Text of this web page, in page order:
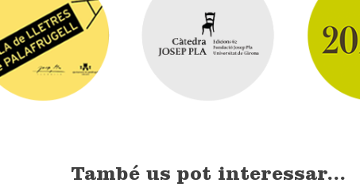
També us pot interessar...